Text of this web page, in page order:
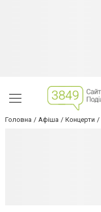
Головна Афіша Концерти